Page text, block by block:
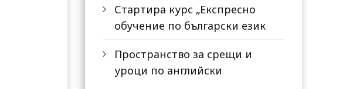
Стартира курс „Експресно
обучение по български език
Пространство за срещи и
уроци по английски